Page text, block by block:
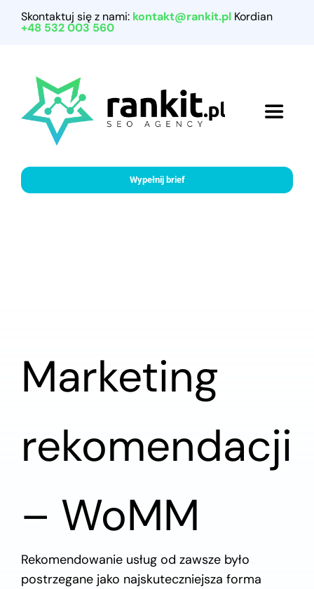
PrzejdźSkontaktuj się z nami: kontakt@rankit.plKordian
+48 532 003 560
Toggle
Home
Wypełnij brief
Marketing
rekomendacji
– WoMM
Rekomendowanie usług od zawsze było
postrzegane jako najskuteczniejsza forma